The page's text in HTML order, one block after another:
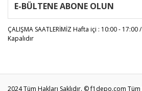
E-BÜLTENE ABONE OLUN
ÇALIŞMA SAATLERİMİZHafta içi : 10:00 - 17:00
Kapalıdır
2024 Tüm Hakları Saklıdır. © f1depo.com Tüm